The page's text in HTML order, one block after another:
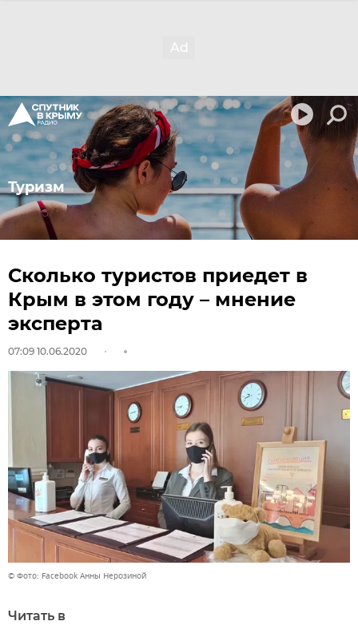
Туризм
Сколько туристов приедет в
Крым в этом году – мнение
эксперта
07:09 10.06.2020
© Фото: Facebook Анны Нерозиной
Читать в